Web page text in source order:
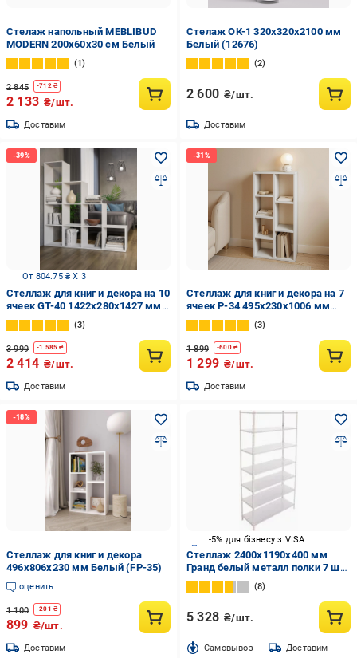
Стелаж напольный MEBLIBUD
MODERN 200х60х30 см Белый
1
2 845 -712₴
2 133 ₴/шт.
Доставим
Стелаж ОК-1 320х320х2100 мм
Белый (12676)
2
2 600 ₴/шт.
Доставим
От 804.75 ₴ X 3
Стеллаж для книг и декора на 10
ячеек GT-40 1422х280х1427 мм
Белый (20319082)
3
3 999 -1 585 ₴
2 414 ₴/шт.
Доставим
Стеллаж для книг и декора на 7
ячеек P-34 495x230x1006 мм
Белый
3
1 899 -600₴
1 299 ₴/шт.
Доставим
Стеллаж для книг и декора
496х806х230 мм Белый (FP-35)
оценить
1 100 -201 ₴
899 ₴/шт.
Доставим
-5% для бізнесу з VISA
Стеллаж 2400x1190x400 мм
Гранд белый металл полки 7 шт.
крашенный
8
5 328 ₴/шт.
Cамовывоз Доставим